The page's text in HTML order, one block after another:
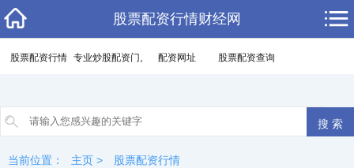
股票配资行情财经网
股票配资行情 专业炒股配资门户 配资网址 股票配资查询
当前位置： 主页 > 股票配资行情